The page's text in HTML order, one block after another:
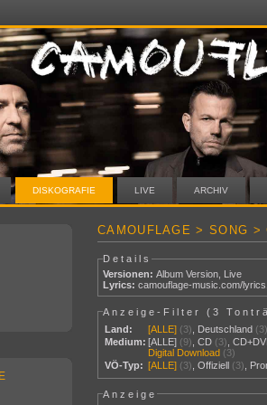
DISKOGRAFIE LIVE ARCHIV
CAMOUFLAGE > SONG >
Details
Versionen: Album Version, Live
Lyrics: camouflage-music.com/
Anzeige-Filter (3
Land:
[ALLE] (3) Deutschland
Medium: [ALLE] (9) ,CD (3) ,
Digital Download (3)
VÖ-Typ: [ALLE] (3) ,Offiziell (3)
Anzeige